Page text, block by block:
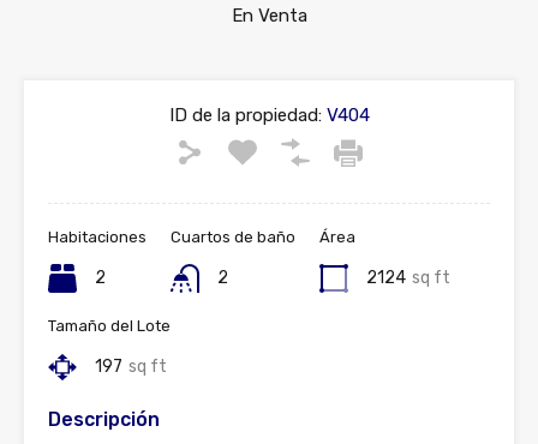
En Venta
ID de la propiedad:V404
Habitaciones
2
Cuartos de baño
2
Área
2124 sq ft
Tamaño del Lote
197 sq ft
Descripción